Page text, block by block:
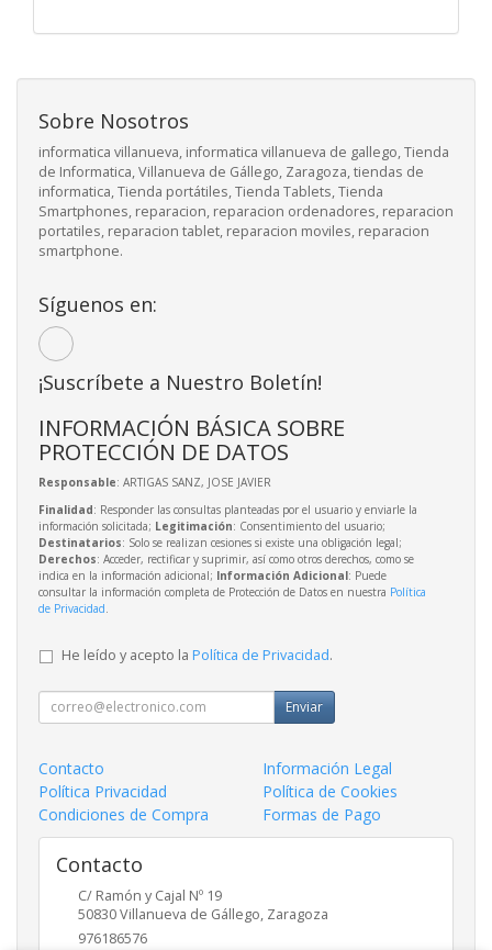
Sobre Nosotros
informatica villanueva, informatica villanueva de gallego, Tienda
de Informatica, Villanueva de Gállego, Zaragoza, tiendas de
informatica, Tienda portátiles, Tienda Tablets, Tienda
Smartphones, reparacion, reparacion ordenadores, reparacion
portatiles, reparacion tablet, reparacion moviles, reparacion
smartphone.
Síguenos en:
¡Suscríbete a Nuestro Boletín!
INFORMACIÓN BÁSICA SOBRE
PROTECCIÓN DE DATOS
Responsable: ARTIGAS SANZ, JOSE JAVIER
Finalidad: Responder las consultas planteadas por el usuario y enviarle la
información solicitada; Legitimación: Consentimiento del usuario;
Destinatarios: Solo se realizan cesiones si existe una obligación legal;
Derechos: Acceder, rectificar y suprimir, así como otros derechos, como se
indica en la información adicional; Información Adicional: Puede
consultar la información completa de Protección de Datos en nuestra Política
de Privacidad
He leído y acepto la Política de Privacidad.
Enviar
Contacto
Información Legal
Política Privacidad
Política de Cookies
Condiciones de Compra
Formas de Pago
Contacto
C/ Ramón y Cajal Nº 19
50830Villanueva de Gállego, Zaragoza
976186576